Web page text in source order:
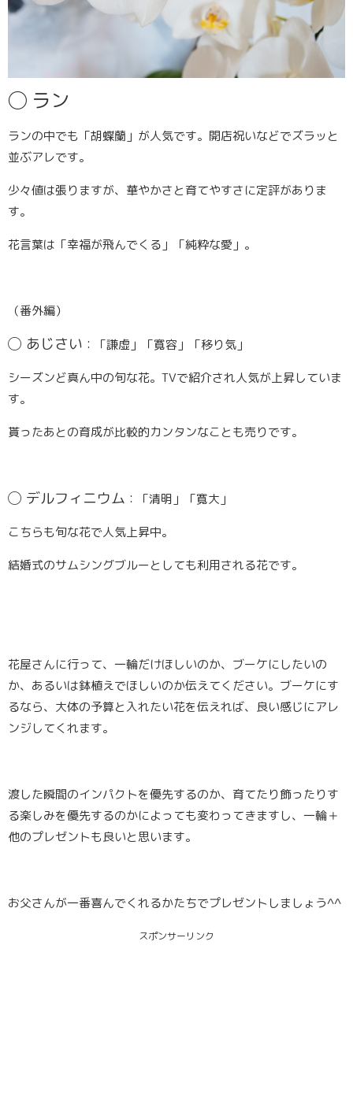
◯ ラン
ランの中でも「胡蝶蘭 」が人気です。開店祝いなどでズラッと
並ぶアレです。
少々値は張りますが、華やかさと育てやすさに定評がありま
す。
花言葉は「幸福が飛んでくる」「純粋な愛」。
（番外編）
◯ あじさい ：「謙虚」「寛容」「移り気」
シーズンど真ん中の旬な花。TVで紹介され人気が上昇していま
す。
貰ったあとの育成が比較的カンタンなことも売りです。
◯ デルフィニウム ：「清明」「寛大」
こちらも旬な花で人気上昇中。
結婚式のサムシングブルーとしても利用される花です。
花屋さんに行って、一輪だけほしいのか、ブーケにしたいの
か、あるいは鉢植えでほしいのか伝えてください。ブーケにす
るなら、大体の予算と入れたい花を伝えれば、良い感じにアレ
ンジしてくれます。
渡した瞬間のインパクトを優先するのか、育てたり飾ったりす
る楽しみを優先するのかによっても変わってきますし、一輪＋
他のプレゼントも良いと思います。
お父さんが一番喜んでくれるかたちでプレゼントしましょう^^
スポンサーリンク